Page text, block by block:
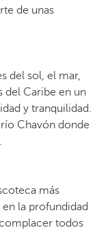
de unas
del sol, el mar,
del Caribe en un
y tranquilidad.
Chavón donde
más
la profundidad
todos